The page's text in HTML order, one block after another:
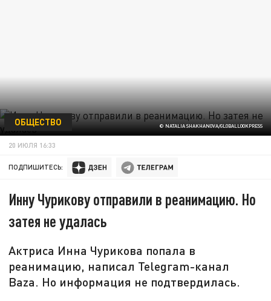
© NATALIA SHAKHANOVA/GLOBALLOOKPRESS
ОБЩЕСТВО
20 ИЮЛЯ 16:33
ПОДПИШИТЕСЬ:
Инну Чурикову отправили в реанимацию. Но
затея не удалась
Актриса Инна Чурикова попала в
реанимацию, написал Telegram-канал
Baza. Но информация не подтвердилась.